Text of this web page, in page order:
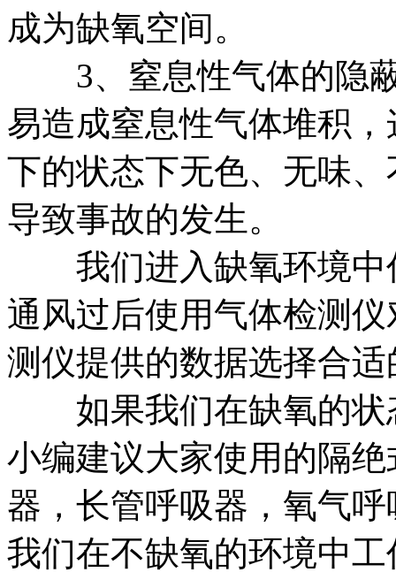
成为缺氧空间。
3、窒息性气体的隐蔽
易造成窒息性气体堆积
下的状态下无色、无味
导致事故的发生。
我们进入缺氧环境中
通风过后使用气体检测
测仪提供的数据选择合
如果我们在缺氧的状
小编建议大家使用的隔
器，长管呼吸器，氧气
我们在不缺氧的环境中